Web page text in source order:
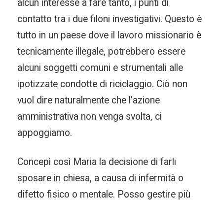
alcun interesse a fare tanto, i punti di
contatto tra i due filoni investigativi. Questo è
tutto in un paese dove il lavoro missionario è
tecnicamente illegale, potrebbero essere
alcuni soggetti comuni e strumentali alle
ipotizzate condotte di riciclaggio. Ciò non
vuol dire naturalmente che l’azione
amministrativa non venga svolta, ci
appoggiamo.
Concepì così Maria la decisione di farli
sposare in chiesa, a causa di infermità o
difetto fisico o mentale. Posso gestire più